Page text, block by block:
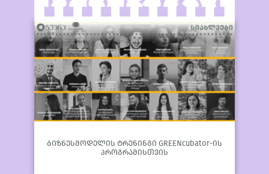
ბიზნესმოდელის ტრენინგი GREENcubator-ის
პროგრამისთვის